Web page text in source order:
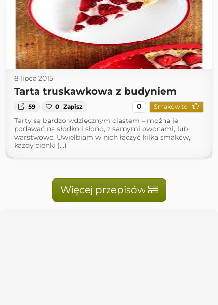
8 lipca 2015
Tarta truskawkowa z budyniem
59 0 Zapisz 0 Smakowite
Tarty są bardzo wdzięcznym ciastem – można je
podawać na słodko i słono, z samymi owocami, lub
warstwowo. Uwielbiam w nich łączyć kilka smaków,
każdy cienki (...)
Więcej przepisów